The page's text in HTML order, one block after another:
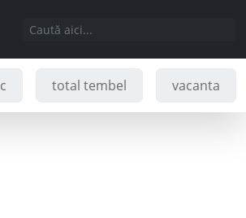
total tembel vacanta